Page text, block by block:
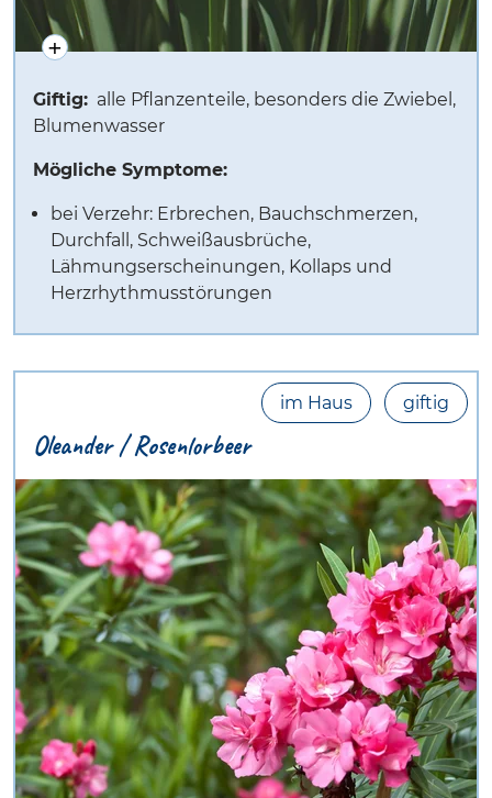
Giftig: alle Pflanzenteile, besonders die Zwiebel,
Blumenwasser
Mögliche Symptome:
bei Verzehr: Erbrechen, Bauchschmerzen,
Durchfall, Schweißausbrüche,
Lähmungserscheinungen, Kollaps und
Herzrhythmusstörungen
im Haus giftig
Oleander / Rosenlorbeer